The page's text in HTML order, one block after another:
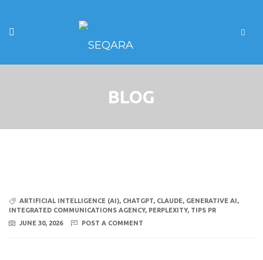
BLOG
ARTIFICIAL INTELLIGENCE (AI), CHATGPT, CLAUDE, GENERATIVE AI,
INTEGRATED COMMUNICATIONS AGENCY, PERPLEXITY, TIPS PR
JUNE 30, 2026
POST A COMMENT